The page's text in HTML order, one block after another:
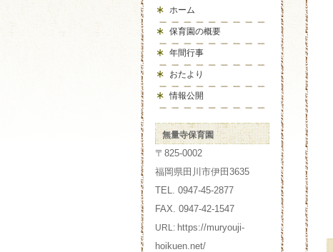
ホーム
保育園の概要
年間行事
おたより
情報公開
無量寺保育園
〒825-0002
福岡県田川市伊田3635
TEL. 0947-45-2877
FAX. 0947-42-1547
URL: https://muryouji-
hoikuen.net/